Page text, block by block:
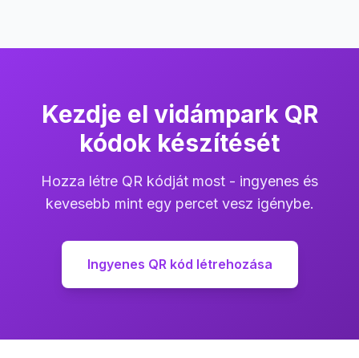
Kezdje el vidámpark QR
kódok készítését
Hozza létre QR kódját most - ingyenes és
kevesebb mint egy percet vesz igénybe.
Ingyenes QR kód létrehozása